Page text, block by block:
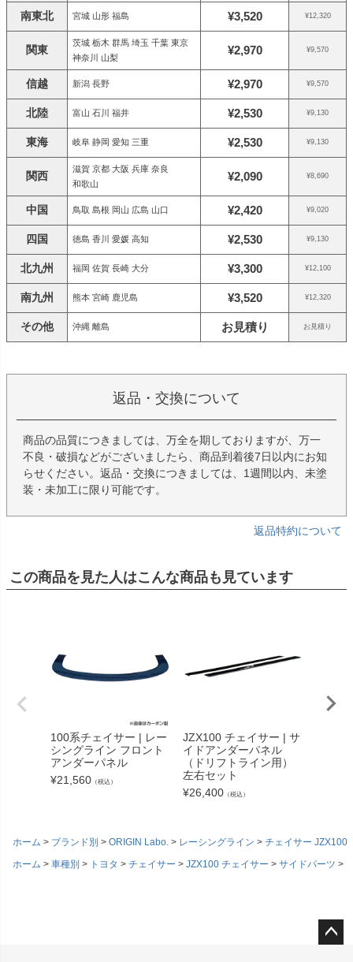
南東北 宮城 山形 福島 ¥3,520 ¥12,320
関東
茨城 栃木 群馬 埼玉 千葉 東京
神奈川 山梨
¥2,970 ¥9,570
信越 新潟 長野 ¥2,970 ¥9,570
北陸 富山 石川 福井 ¥2,530 ¥9,130
東海 岐阜 静岡 愛知 三重 ¥2,530 ¥9,130
関西
滋賀 京都 大阪 兵庫 奈良
和歌山
¥2,090 ¥8,690
中国 鳥取 島根 岡山 広島 山口 ¥2,420 ¥9,020
四国 徳島 香川 愛媛 高知 ¥2,530 ¥9,130
北九州 福岡 佐賀 長崎 大分 ¥3,300 ¥12,100
南九州 熊本 宮崎 鹿児島 ¥3,520 ¥12,320
その他 沖縄 離島 お見積り お見積り
返品・交換について
商品の品質につきましては、万全を期しておりますが、万一
不良・破損などがございましたら、商品到着後7日以内にお知
らせください。返品・交換につきましては、1週間以内、未塗
装・未加工に限り可能です。
返品特約について
この商品を見た人はこんな商品も見ています
100系チェイサー | レー
シングライン フロント
アンダーパネル
¥21,560 （税込）
JZX100 チェイサー | サ
イドアンダーパネル
（ドリフトライン用）
左右セット
¥26,400 （税込）
ホーム ブランド別 ORIGIN Labo. レーシングライン
チェイサー JZX100
ホーム
車種別 トヨタ チェイサー JZX100 チェイサー サイドパーツ